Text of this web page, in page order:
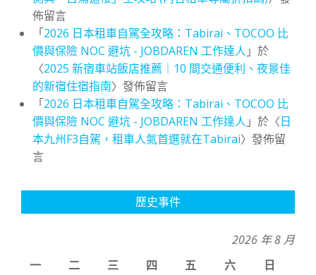
佈留言
「2026 日本租車自駕全攻略：Tabirai、TOCOO 比
價與保險 NOC 避坑 - JOBDAREN 工作達人 」於
〈2025 新宿車站飯店推薦｜10 間交通便利、夜景佳
的新宿住宿指南〉發佈留言
「2026 日本租車自駕全攻略：Tabirai、TOCOO 比
價與保險 NOC 避坑 - JOBDAREN 工作達人 」於〈日
本九州F3自駕，租車人氣首選就在Tabirai〉發佈留
言
歷史事件
2026 年 8 月
一
二 三 四 五 六
日